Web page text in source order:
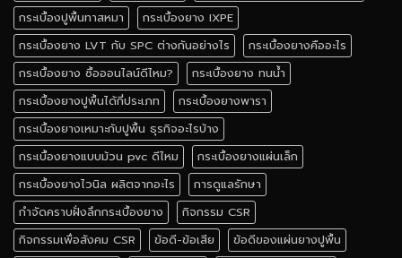
กระเบื้องปูพื้นทาสหมา
กระเบื้องยาง IXPE
กระเบื้องยาง LVT กับ SPC ต่างกันอย่างไร
กระเบื้องยางคืออะไร
กระเบื้องยาง ซื้อออนไลน์ดีไหม?
กระเบื้องยาง ทนน้ำ
กระเบื้องยางปูพื้นได้กี่ประเภท
กระเบื้องยางพารา
กระเบื้องยางเหมาะกับปูพื้น ธุรกิจอะไรบ้าง
กระเบื้องยางแบบม้วน pvc ดีไหม
กระเบื้องยางแผ่นเล็ก
กระเบื้องยางไวนิล ผลิตจากอะไร
การดูแลรักษา
กำจัดคราบฝั่งลึกกระเบื้องยาง
กิจกรรม CSR
กิจกรรมเพื่อสังคม CSR
ข้อดี-ข้อเสีย
ข้อดีของแผ่นยางปูพื้น